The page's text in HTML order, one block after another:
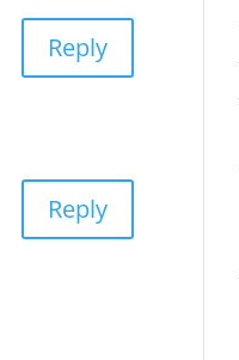
Reply
Reply